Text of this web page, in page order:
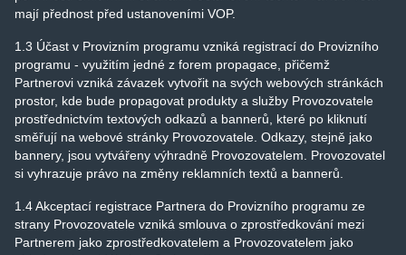
mají přednost před ustanoveními VOP.
1.3 Účast v Provizním programu vzniká registrací do Provizního
programu - využitím jedné z forem propagace, přičemž
Partnerovi vzniká závazek vytvořit na svých webových stránkách
prostor, kde bude propagovat produkty a služby Provozovatele
prostřednictvím textových odkazů a bannerů, které po kliknutí
směřují na webové stránky Provozovatele. Odkazy, stejně jako
bannery, jsou vytvářeny výhradně Provozovatelem. Provozovatel
si vyhrazuje právo na změny reklamních textů a bannerů.
1.4 Akceptací registrace Partnera do Provizního programu ze
strany Provozovatele vzniká smlouva o zprostředkování mezi
Partnerem jako zprostředkovatelem a Provozovatelem jako